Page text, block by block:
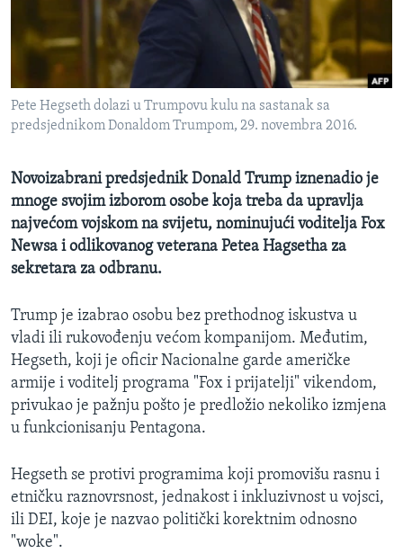
O GLASU AMERIKE
Learning English
PRATITE NAS
Jezici
Pete Hegseth dolazi u Trumpovu kulu na sastanak sa
predsjednikom Donaldom Trumpom, 29. novembra 2016.
Novoizabrani predsjednik Donald Trump iznenadio je
mnoge svojim izborom osobe koja treba da upravlja
najvećom vojskom na svijetu, nominujući voditelja Fox
Newsa i odlikovanog veterana Petea Hagsetha za
sekretara za odbranu.
Trump je izabrao osobu bez prethodnog iskustva u
vladi ili rukovođenju većom kompanijom. Međutim,
Hegseth, koji je oficir Nacionalne garde američke
armije i voditelj programa "Fox i prijatelji" vikendom,
privukao je pažnju pošto je predložio nekoliko izmjena
u funkcionisanju Pentagona.
Hegseth se protivi programima koji promovišu rasnu i
etničku raznovrsnost, jednakost i inkluzivnost u vojsci,
ili DEI, koje je nazvao politički korektnim odnosno
"woke".